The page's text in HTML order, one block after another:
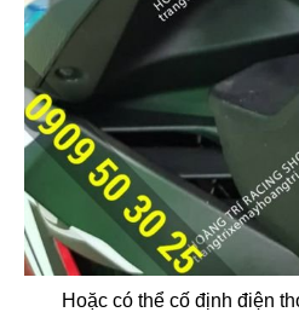
Hoặc có thể cố định điện